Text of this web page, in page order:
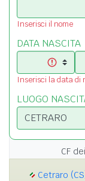
Inserisci il nome
DATA NASCITA
Inserisci la data di
LUOGO
CF dei
Cetraro